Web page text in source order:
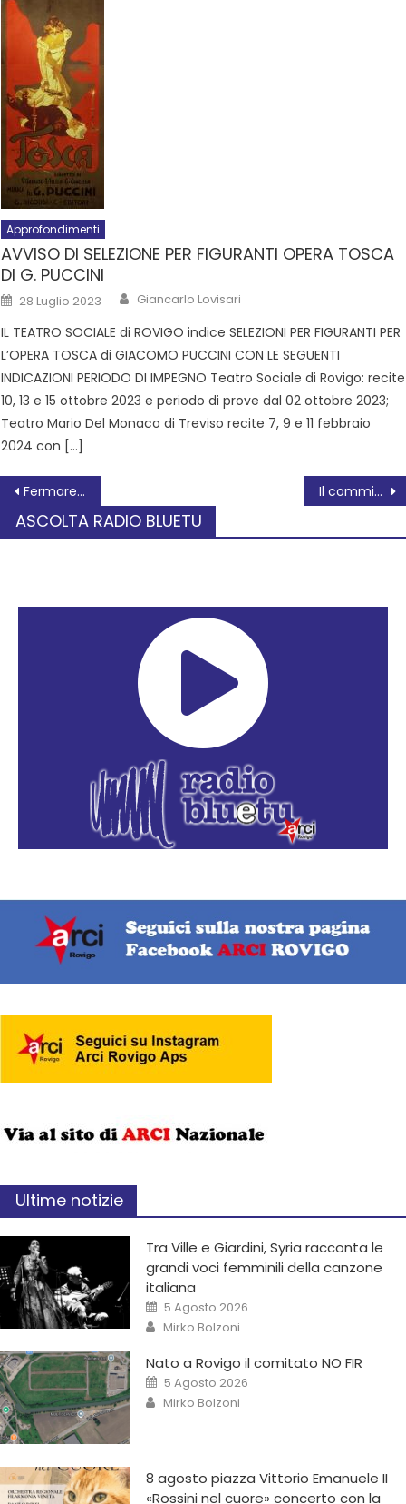
Approfondimenti
AVVISO DI SELEZIONE PER FIGURANTI OPERA TOSCA
DI G. PUCCINI
28 Luglio 2023 Giancarlo Lovisari
IL TEATRO SOCIALE di ROVIGO indice SELEZIONI PER FIGURANTI PER
L’OPERA TOSCA di GIACOMO PUCCINI CON LE SEGUENTI
INDICAZIONI PERIODO DI IMPEGNO Teatro Sociale di Rovigo: recite
10, 13 e 15 ottobre 2023 e periodo di prove dal 02 ottobre 2023;
Teatro Mario Del Monaco di Treviso recite 7, 9 e 11 febbraio
2024 con […]
Fermare il genocidio a Gaza Il commissario prefettizio a palazzo Nodari
ASCOLTA RADIO BLUETU
Ultime notizie
Tra Ville e Giardini, Syria racconta le
grandi voci femminili della canzone
italiana
5 Agosto 2026
Mirko Bolzoni
Nato a Rovigo il comitato NO FIR
5 Agosto 2026
Mirko Bolzoni
8 agosto piazza Vittorio Emanuele II
«Rossini nel cuore» concerto con la